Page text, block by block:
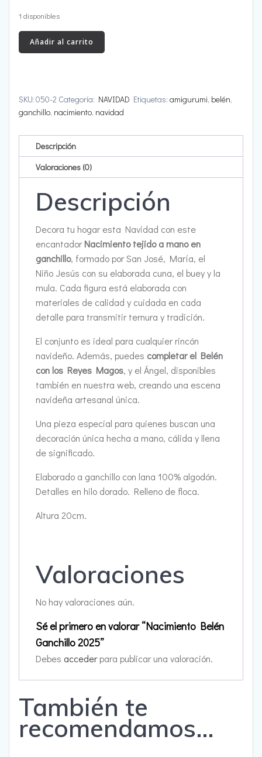
1 disponibles
Nacimiento
Belén
cantidad
Añadir al carrito
SKU: 050-2 Categoría: NAVIDAD Etiquetas: amigurumi, belén,
ganchillo, nacimiento, navidad
Descripción
Valoraciones (0)
Descripción
Decora tu hogar esta Navidad con este
encantadorNacimiento tejido a mano en
ganchillo, formado por San José, María, el
Niño Jesús con su elaborada cuna, el buey y la
mula. Cada figura está elaborada con
materiales de calidad y cuidada en cada
detalle para transmitir ternura y tradición.
El conjunto es ideal para cualquier rincón
navideño. Además, puedes completar el Belén
con los Reyes Magos, y el Ángel, disponibles
también en nuestra web, creando una escena
navideña artesanal única.
Una pieza especial para quienes buscan una
decoración única hecha a mano, cálida y llena
de significado.
Elaborado a ganchillo con lana 100% algodón.
Detalles en hilo dorado. Relleno de floca.
Altura 20cm.
Valoraciones
No hay valoraciones aún.
Sé el primero en valorar “Nacimiento Belén
Ganchillo 2025”
Debes accederpara publicar una valoración.
También te
recomendamos…